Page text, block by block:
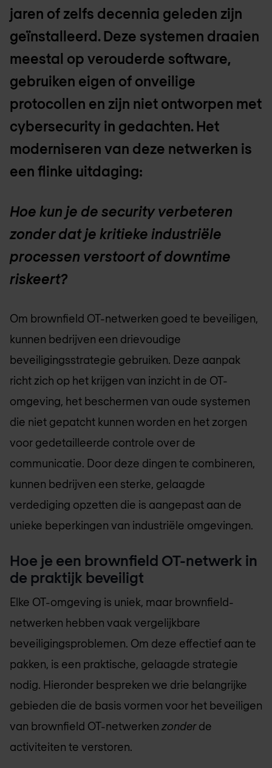
jaren of zelfs decennia geleden zijn
geïnstalleerd. Deze systemen draaien
meestal op verouderde software,
gebruiken eigen of onveilige
protocollen en zijn niet ontworpen met
cybersecurity in gedachten. Het
moderniseren van deze netwerken is
een flinke uitdaging:
Hoe kun je de security verbeteren
zonder dat je kritieke industriële
processen verstoort of downtime
riskeert?
Om brownfield OT-netwerken goed te beveiligen,
kunnen bedrijven een drievoudige
beveiligingsstrategie gebruiken. Deze aanpak
richt zich op het krijgen van inzicht in de OT-
omgeving, het beschermen van oude systemen
die niet gepatcht kunnen worden en het zorgen
voor gedetailleerde controle over de
communicatie. Door deze dingen te combineren,
kunnen bedrijven een sterke, gelaagde
verdediging opzetten die is aangepast aan de
unieke beperkingen van industriële omgevingen.
Hoe je een brownfield OT-netwerk in
de praktijk beveiligt
Elke OT-omgeving is uniek, maar brownfield-
netwerken hebben vaak vergelijkbare
beveiligingsproblemen. Om deze effectief aan te
pakken, is een praktische, gelaagde strategie
nodig. Hieronder bespreken we drie belangrijke
gebieden die de basis vormen voor het beveiligen
van brownfield OT-netwerken zonderde
activiteiten te verstoren.